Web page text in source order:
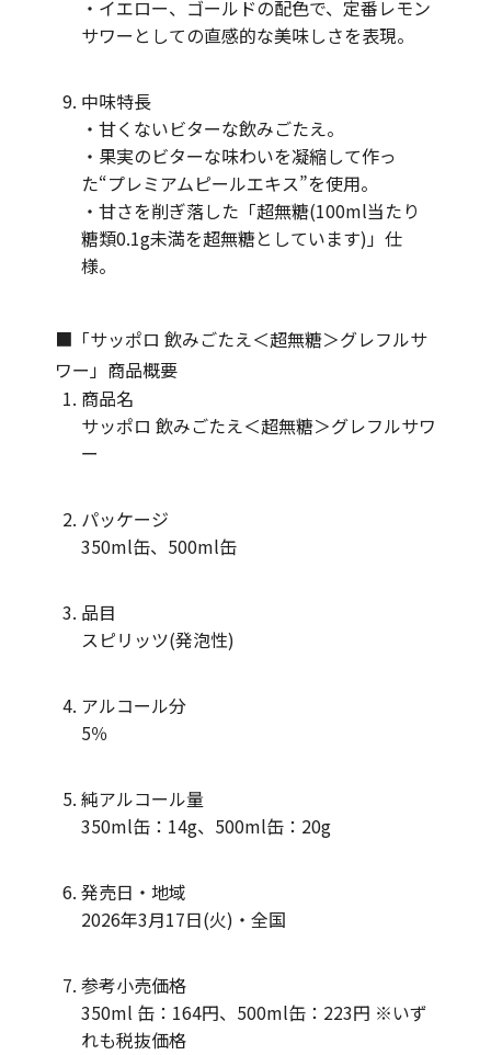
・イエロー、ゴールドの配色で、定番レモン
サワーとしての直感的な美味しさを表現。
中味特長
・甘くないビターな飲みごたえ。
・果実のビターな味わいを凝縮して作っ
た“プレミアムピールエキス”を使用。
・甘さを削ぎ落した「超無糖(100ml当たり
糖類0.1g未満を超無糖としています)」仕
様。
■「サッポロ 飲みごたえ＜超無糖＞グレフルサ
ワー」商品概要
商品名
サッポロ 飲みごたえ＜超無糖＞グレフルサワ
ー
パッケージ
350ml缶、500ml缶
品目
スピリッツ(発泡性)
アルコール分
5％
純アルコール量
350ml缶：14g、500ml缶：20g
発売日・地域
2026年3月17日(火)・全国
参考小売価格
350ml 缶：164円、500ml缶：223円 ※いず
れも税抜価格